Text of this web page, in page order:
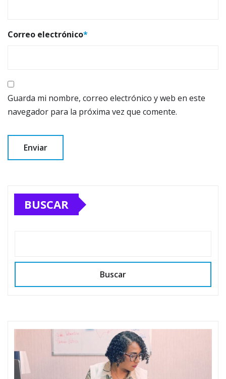
Correo electrónico*
Guarda mi nombre, correo electrónico y web en este
navegador para la próxima vez que comente.
BUSCAR
Buscar